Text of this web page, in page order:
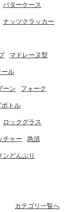
バターケース
ナッツクラッカー
マドレーヌ型
ール
ーン フォーク
ボトル
ロックグラス
チャー 急須
ンどんぶり
カテゴリ一覧へ